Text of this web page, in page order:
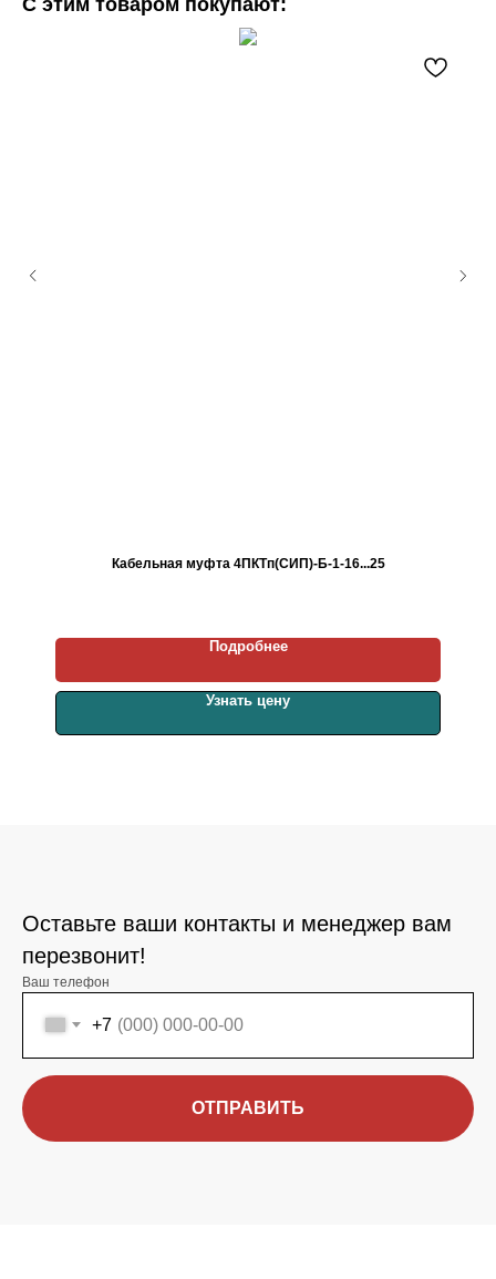
С этим товаром покупают:
Кабельная муфта 4ПКТп(СИП)-Б-1-16...25
Подробнее
Узнать цену
Оставьте ваши контакты и менеджер вам
перезвонит!
Ваш телефон
+7
ОТПРАВИТЬ